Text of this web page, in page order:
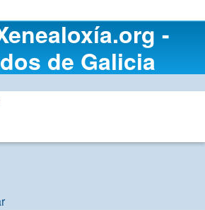
-
de Galicia